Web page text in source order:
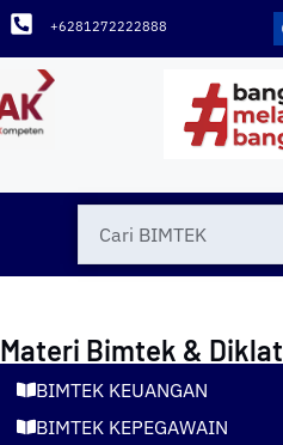
+6281272222888
Materi Bimtek & Diklat
BIMTEK KEUANGAN
BIMTEK KEPEGAWAIN